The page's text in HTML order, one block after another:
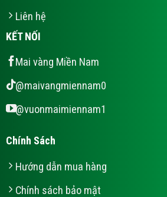
Liên hệ
KẾT NỐI
Mai vàng Miền Nam
@maivangmiennam0
@vuonmaimiennam1
Chính Sách
Hướng dẫn mua hàng
Chính sách bảo mật